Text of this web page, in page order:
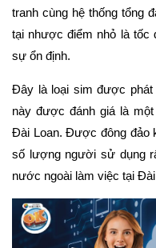
tranh cùng hệ thống tổng
tại nhược điểm nhỏ là tốc
sự ổn định.
Đây là loại sim được phát
này được đánh giá là
Đài Loan. Được đông đảo
số lượng người sử dụng
nước ngoài làm việc tại